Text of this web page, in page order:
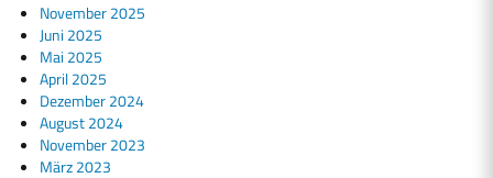
November 2025
Juni 2025
Mai 2025
April 2025
Dezember 2024
August 2024
November 2023
März 2023